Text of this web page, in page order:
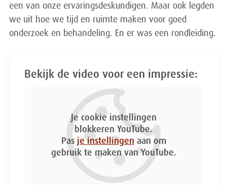
een van onze ervaringsdeskundigen. Maar ook legden
we uit hoe we tijd en ruimte maken voor goed
onderzoek en behandeling. En er was een rondleiding.
Bekijk de video voor een impressie:
Je cookie instellingen
blokkeren YouTube.
Pas je instellingen aan om
gebruik te maken van YouTube.